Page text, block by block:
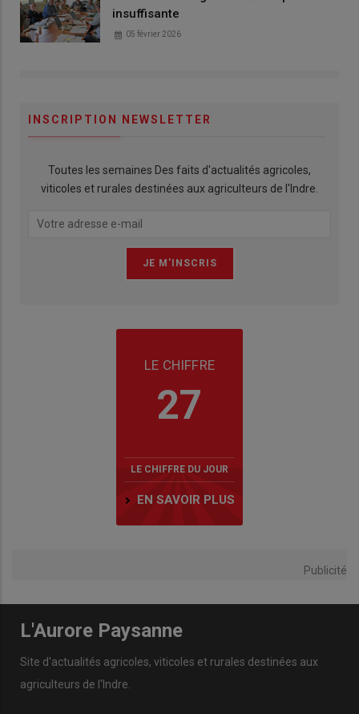
insuffisante
05 février 2026
INSCRIPTION NEWSLETTER
Toutes les semaines Des faits d'actualités agricoles,
viticoles et rurales destinées aux agriculteurs de l'Indre.
LE CHIFFRE
27
LE CHIFFRE DU JOUR
EN SAVOIR PLUS
Publicité
L'Aurore Paysanne
Site d'actualités agricoles, viticoles et rurales destinées aux
agriculteurs de l'Indre.